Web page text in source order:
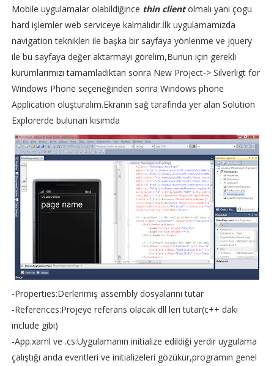
Mobile uygulamalar olabildiğince thin clientolmalı yani çogu
hard işlemler web serviceye kalmalıdır.İlk uygulamamızda
navigation teknikleri ile başka bir sayfaya yönlenme ve jquery
ile bu sayfaya değer aktarmayı görelim,Bunun için gerekli
kurumlarımızı tamamladıktan sonra New Project-> Silverligt for
Windows Phone seçeneğinden sonra Windows phone
Application oluşturalım.Ekranın sağ tarafında yer alan Solution
Explorerde bulunan kısımda
-Properties:Derlenmiş assembly dosyalarını tutar
-References:Projeye referans olacak dll leri tutar(c++ daki
include gibi)
-App.xaml ve .cs:Uygulamanın initialize edildiği yerdir uygulama
çalıştığı anda eventleri ve initializeleri gözükür,programın genel